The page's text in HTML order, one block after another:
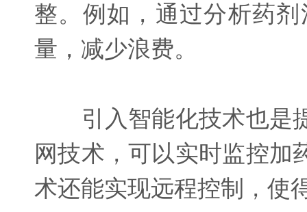
整。例如，通过分析药
量，减少浪费。
引入智能化技术也是提
网技术，可以实时监控加
术还能实现远程控制，使